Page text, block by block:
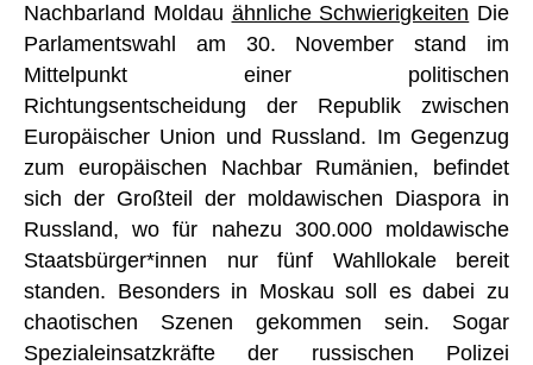
Nachbarland Moldau ähnliche Schwierigkeiten Die
Parlamentswahl am 30. November stand im
Mittelpunkt einer politischen
Richtungsentscheidung der Republik zwischen
Europäischer Union und Russland. Im Gegenzug
zum europäischen Nachbar Rumänien, befindet
sich der Großteil der moldawischen Diaspora in
Russland, wo für nahezu 300.000 moldawische
Staatsbürger*innen nur fünf Wahllokale bereit
standen. Besonders in Moskau soll es dabei zu
chaotischen Szenen gekommen sein. Sogar
Spezialeinsatzkräfte der russischen Polizei